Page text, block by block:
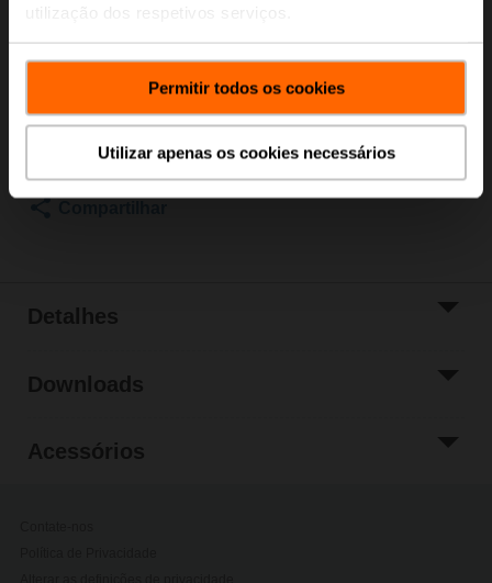
Permitir todos os cookies
Utilizar apenas os cookies necessários
Adicionar ao
de Projetos
Detalhes
Downloads
Acessórios